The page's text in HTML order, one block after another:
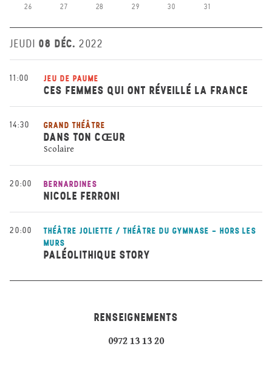
26 27 28 29 30 31
JEUDI 08 DÉC. 2022
11:00 JEU DE PAUME
CES FEMMES QUI ONT RÉVEILLÉ LA FRANCE
14:30 GRAND THÉÂTRE
DANS TON CŒUR
Scolaire
20:00 BERNARDINES
NICOLE FERRONI
20:00
THÉÂTRE JOLIETTE / THÉÂTRE DU GYMNASE - HORS LES
MURS
PALÉOLITHIQUE STORY
RENSEIGNEMENTS
0972 13 13 20